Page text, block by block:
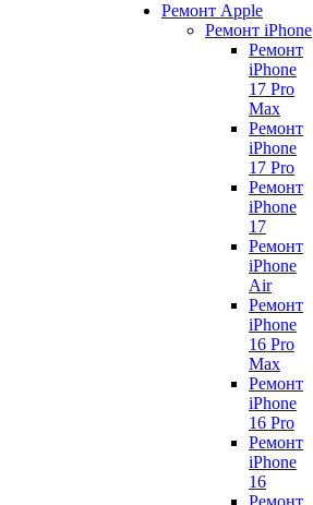
Ремонт Apple
Ремонт iPhone
Ремонт
iPhone
17 Pro
Max
Ремонт
iPhone
17 Pro
Ремонт
iPhone
17
Ремонт
iPhone
Air
Ремонт
iPhone
16 Pro
Max
Ремонт
iPhone
16 Pro
Ремонт
iPhone
16
Ремонт